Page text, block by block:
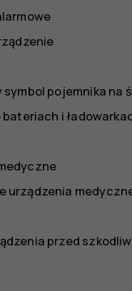
symbol pojemnika na
i
urządzenia
przed